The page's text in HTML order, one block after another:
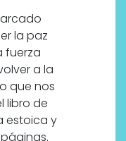
la paz
fuerza
a la
que nos
libro de
estoica y